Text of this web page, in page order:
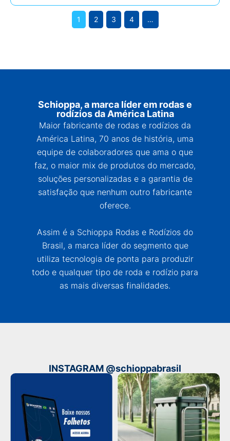
1 2 3 4 …
Schioppa, a marca líder em rodas e
rodízios da América Latina
Maior fabricante de rodas e rodízios da
América Latina, 70 anos de história, uma
equipe de colaboradores que ama o que
faz, o maior mix de produtos do mercado,
soluções personalizadas e a garantia de
satisfação que nenhum outro fabricante
oferece.
Assim é a Schioppa Rodas e Rodízios do
Brasil, a marca líder do segmento que
utiliza tecnologia de ponta para produzir
todo e qualquer tipo de roda e rodízio para
as mais diversas finalidades.
INSTAGRAM @schioppabrasil